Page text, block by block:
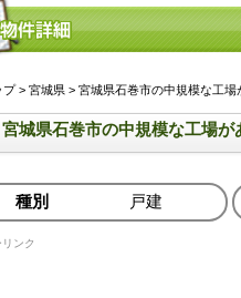
プ> 宮城県 > 宮城県石巻市の中規模な工
宮城県石巻市の中規模な工場が
種別 戸建
ンク